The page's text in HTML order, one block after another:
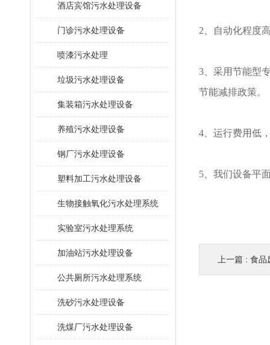
酒店宾馆污水处理设备
门诊污水处理设备
喷漆污水处理
垃圾污水处理设备
集装箱污水处理设备
养殖污水处理设备
钢厂污水处理设备
塑料加工污水处理设备
生物接触氧化污水处理系统
​实验室污水处理系统
加油站污水处理设备
公共厕所污水处理系统
洗砂污水处理设备
洗煤厂污水处理设备
2、自动化程度
3、采用节能型
节能减排政策。
4、运行费用低
5、我们设备平
上一篇 : 食品